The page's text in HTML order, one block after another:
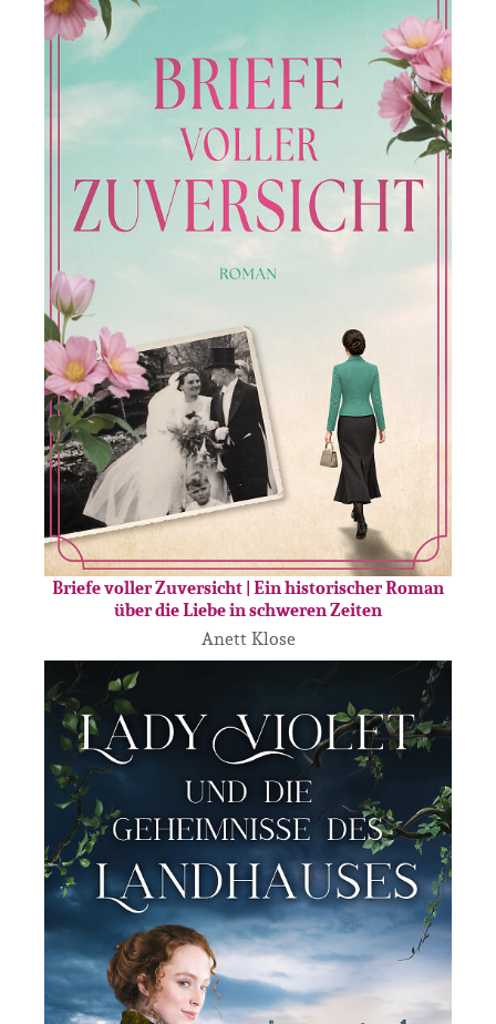
Briefe voller Zuversicht | Ein historischer Roman
über die Liebe in schweren Zeiten
Anett Klose